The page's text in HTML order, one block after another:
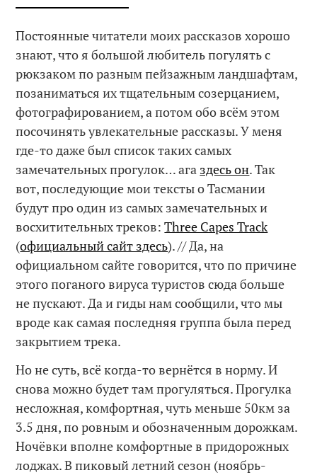
Постоянные читатели моих рассказов хорошо
знают, что я большой любитель погулять с
рюкзаком по разным пейзажным ландшафтам,
позаниматься их тщательным созерцанием,
фотографированием, а потом обо всём этом
посочинять увлекательные рассказы. У меня
где-то даже был список таких самых
замечательных прогулок… ага здесь он. Так
вот, последующие мои тексты о Тасмании
будут про один из самых замечательных и
восхитительных треков:Three Capes Track
(официальный сайт здесь). // Да, на
официальном сайте говорится, что по причине
этого поганого вируса туристов сюда больше
не пускают. Да и гиды нам сообщили, что мы
вроде как самая последняя группа была перед
закрытием трека.
Но не суть, всё когда-то вернётся в норму. И
снова можно будет там прогуляться. Прогулка
несложная, комфортная, чуть меньше 50км за
3.5 дня, по ровным и обозначенным дорожкам.
Ночёвки вполне комфортные в придорожных
лоджах. В пиковый летний сезон (ноябрь-